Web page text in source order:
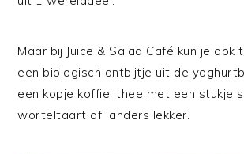
Maar bij Juice & Salad Café kun je ook
een biologisch ontbijtje uit de
een kopje koffie, thee met een stukje
worteltaart of anders lekker.